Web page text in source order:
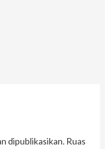
dipublikasikan. Ruas